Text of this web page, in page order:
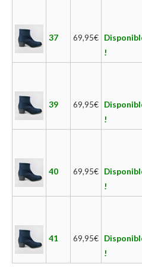
37 69,95€
!
39 69,95€
!
40 69,95€
!
41 69,95€
!